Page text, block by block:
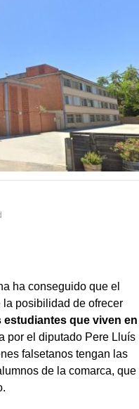
ha conseguido que el
posibilidad de ofrecer
que viven en
por el diputado Pere Lluís
falsetanos tengan las
de la comarca, que